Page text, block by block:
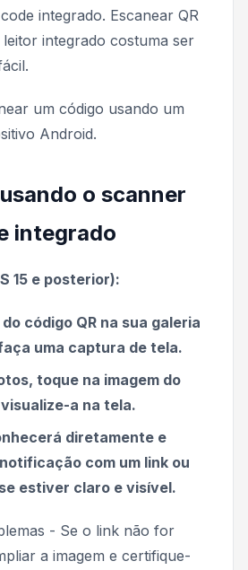
integrado. Escanear QR
integrado costuma ser
um código usando um
Android.
o scanner
integrado
15 e posterior):
código QR na sua galeria
uma captura de tela.
toque na imagem do
a na tela.
diretamente e
com um link ou
estiver claro e visível.
- Se o link não for
a imagem e certifique-